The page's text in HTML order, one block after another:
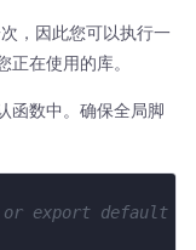
，因此您可以执行一
在使用的库。
函数中。确保全局脚
export default